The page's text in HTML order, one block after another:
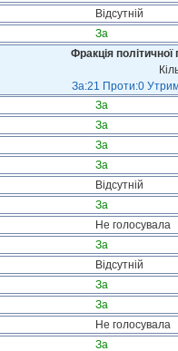
Відсутній
За
Фракція
За:21 Проти:0
За
За
За
За
Відсутній
За
Не голосувала
За
Відсутній
За
За
Не голосувала
За